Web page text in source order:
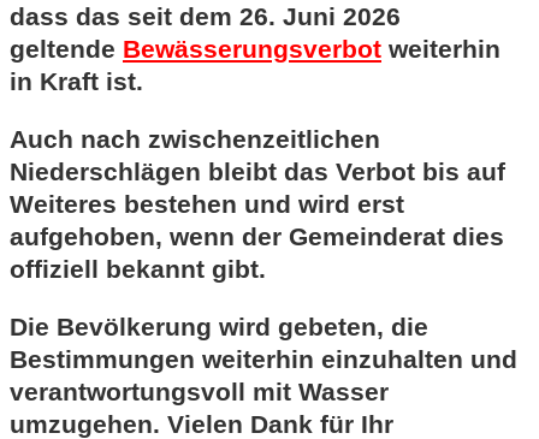
dass das seit dem 26. Juni 2026
geltende Bewässerungsverbot weiterhin
in Kraft ist.
Auch nach zwischenzeitlichen
Niederschlägen bleibt das Verbot bis auf
Weiteres bestehen und wird erst
aufgehoben, wenn der Gemeinderat dies
offiziell bekannt gibt.
Die Bevölkerung wird gebeten, die
Bestimmungen weiterhin einzuhalten und
verantwortungsvoll mit Wasser
umzugehen. Vielen Dank für Ihr